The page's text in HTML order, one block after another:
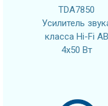
TDA7850
Усилитель
класса Hi-Fi AB
4x50 Вт